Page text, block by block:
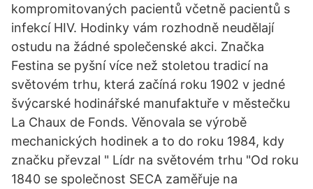
kompromitovaných pacientů včetně pacientů s
infekcí HIV. Hodinky vám rozhodně neudělají
ostudu na žádné společenské akci. Značka
Festina se pyšní více než stoletou tradicí na
světovém trhu, která začíná roku 1902 v jedné
švýcarské hodinářské manufaktuře v městečku
La Chaux de Fonds. Věnovala se výrobě
mechanických hodinek a to do roku 1984, kdy
značku převzal " Lídr na světovém trhu "Od roku
1840 se společnost SECA zaměřuje na